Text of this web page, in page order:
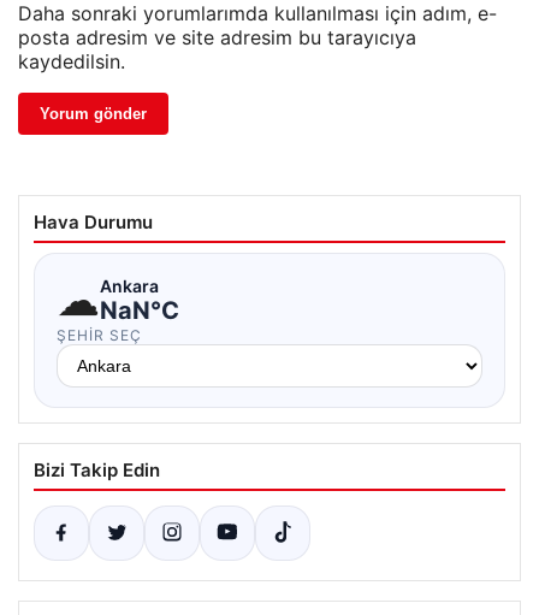
Daha sonraki yorumlarımda kullanılması için adım, e-
posta adresim ve site adresim bu tarayıcıya
kaydedilsin.
Hava Durumu
☁Ankara
NaN°C
ŞEHIR SEÇ
Bizi Takip Edin